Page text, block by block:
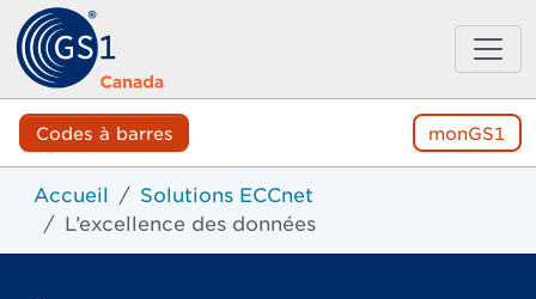
Codes à barres monGS1
Accueil
Solutions ECCnet
L’excellence des données